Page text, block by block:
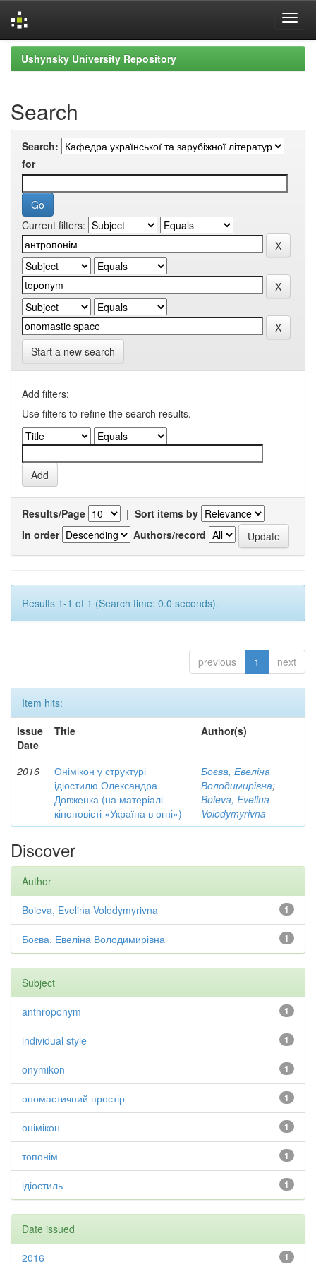
Skip
navigation
Ushynsky University Repository
Search
Search:
for
Current filters:
Start a new search
Add filters:
Use filters to refine the search results.
Results/Page | Sort items by
In order
Authors/record
Results 1-1 of 1 (Search time: 0.0 seconds).
previous 1 next
Item hits:
Issue
Date
Title Author(s)
2016
Онімікон у структурі
ідіостилю Олександра
Довженка (на матеріалі
кіноповісті «Україна в огні»)
Боєва, Евеліна
Володимирівна;
Boieva, Evelina
Volodymyrivna
Discover
Author
1
Boieva, Evelina Volodymyrivna
1
Боєва, Евеліна Володимирівна
Subject
1
anthroponym
1
individual style
1
onymikon
1
ономастичний простір
1
онімікон
1
топонім
1
ідіостиль
Date issued
1
2016